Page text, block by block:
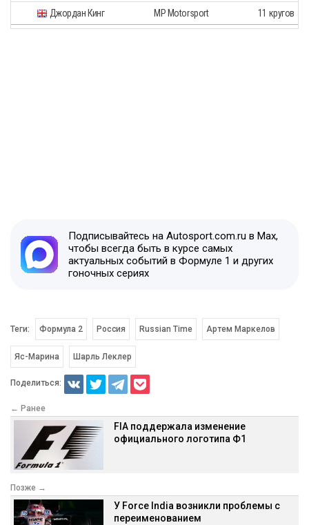
Джордан Кинг MP Motorsport 11 кругов
Подписывайтесь на Autosport.com.ru в Max,
чтобы всегда быть в курсе самых
актуальных событий в Формуле 1 и других
гоночных сериях
Теги: Формула 2 Россия Russian Time Артем Маркелов
Яс-Марина Шарль Леклер
Поделиться:
← Ранее
FIA поддержала изменение
официального логотипа Ф1
Позже →
У Force India возникли проблемы с
переименованием